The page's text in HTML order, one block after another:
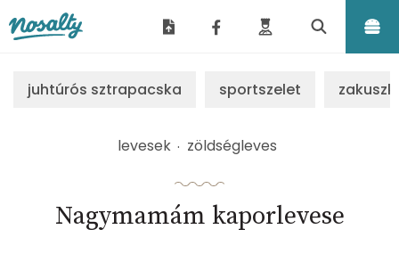
juhtúrós sztrapacska sportszelet
levesek zöldségleves
Nagymamám kaporlevese